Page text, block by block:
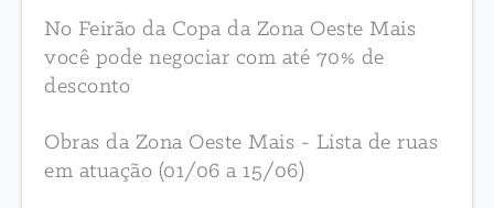
No Feirão da Copa da Zona Oeste Mais
você pode negociar com até 70% de
desconto
Obras da Zona Oeste Mais - Lista de ruas
em atuação (01/06 a 15/06)